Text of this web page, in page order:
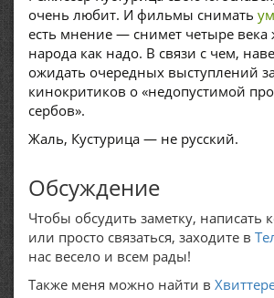
очень любит. И фильмы снимать
есть мнение — снимет четыре века
народа как надо. В связи с чем,
ожидать очередных выступлений
кинокритиков о «недопустимой
сербов».
Жаль, Кустурица — не русский.
Обсуждение
Чтобы обсудить заметку, написать
или просто связаться, заходите в
нас весело и всем рады!
Также меня можно найти в